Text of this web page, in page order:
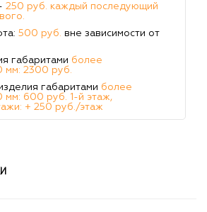
250 руб. каждый последующий
500 руб. вне зависимости от
габаритами более
2300 руб.
габаритами более
600 руб. 1-й этаж,
+ 250 руб./этаж